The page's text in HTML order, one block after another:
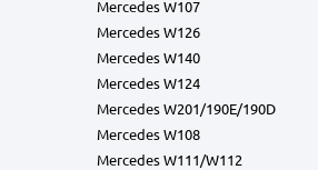
Mercedes W107
Mercedes W126
Mercedes W140
Mercedes W124
Mercedes W201/190E/190D
Mercedes W108
Mercedes W111/W112